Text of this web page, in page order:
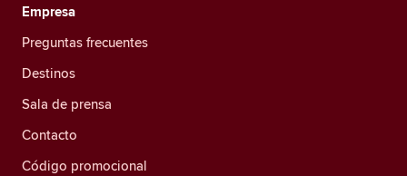
Empresa
Preguntas frecuentes
Destinos
Sala de prensa
Contacto
Código promocional